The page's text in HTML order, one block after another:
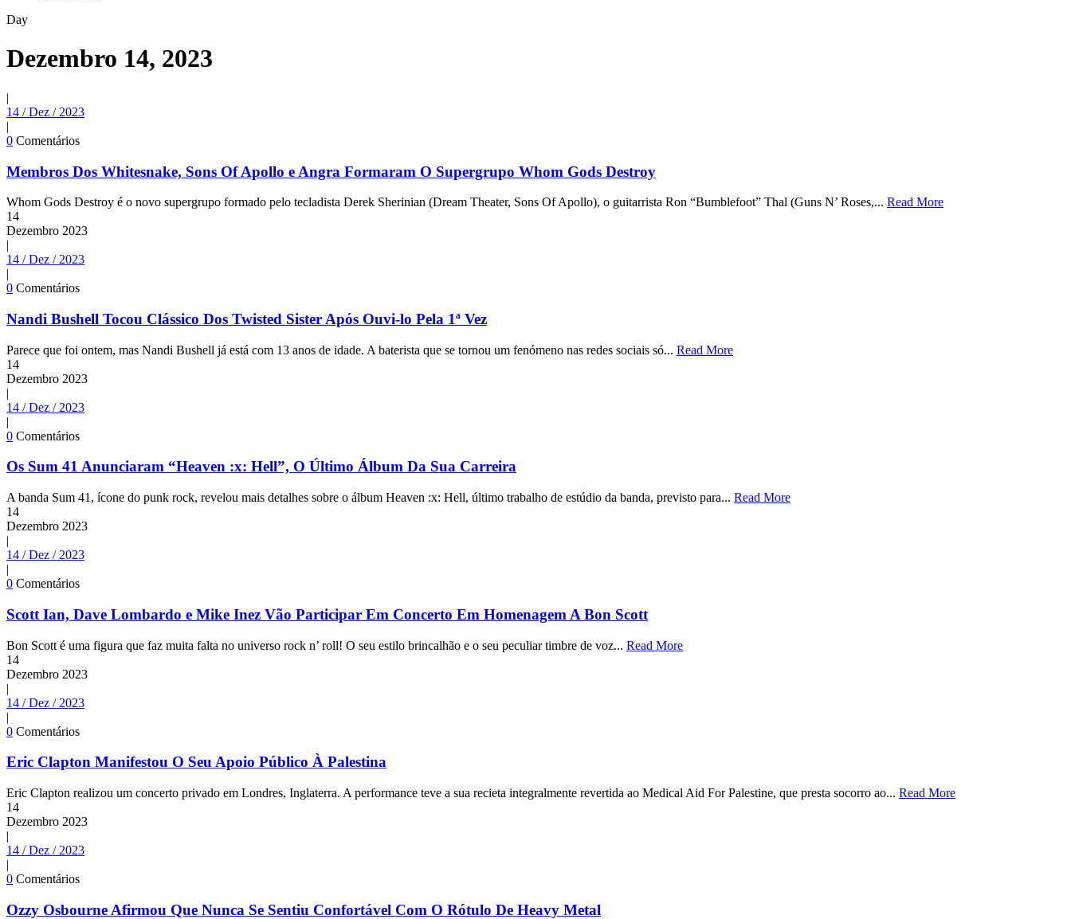
Day
Dezembro 14, 2023
|
14 / Dez / 2023
|
0 Comentários
Membros Dos Whitesnake, Sons Of Apollo e Angra Formaram O Supergrupo Whom Gods Destroy
Whom Gods Destroy é o novo supergrupo formado pelo tecladista Derek Sherinian (Dream Theater, Sons Of Apollo), o guitarrista Ron “Bumblefoot” Thal (Guns N’ Roses,... Read More
14
Dezembro 2023
|
14 / Dez / 2023
|
0 Comentários
Nandi Bushell Tocou Clássico Dos Twisted Sister Após Ouvi-lo Pela 1ª Vez
Parece que foi ontem, mas Nandi Bushell já está com 13 anos de idade. A baterista que se tornou um fenómeno nas redes sociais só... Read More
14
Dezembro 2023
|
14 / Dez / 2023
|
0 Comentários
Os Sum 41 Anunciaram “Heaven :x: Hell”, O Último Álbum Da Sua Carreira
A banda Sum 41, ícone do punk rock, revelou mais detalhes sobre o álbum Heaven :x: Hell, último trabalho de estúdio da banda, previsto para... Read More
14
Dezembro 2023
|
14 / Dez / 2023
|
0 Comentários
Scott Ian, Dave Lombardo e Mike Inez Vão Participar Em Concerto Em Homenagem A Bon Scott
Bon Scott é uma figura que faz muita falta no universo rock n’ roll! O seu estilo brincalhão e o seu peculiar timbre de voz... Read More
14
Dezembro 2023
|
14 / Dez / 2023
|
0 Comentários
Eric Clapton Manifestou O Seu Apoio Público À Palestina
Eric Clapton realizou um concerto privado em Londres, Inglaterra. A performance teve a sua recieta integralmente revertida ao Medical Aid For Palestine, que presta socorro ao... Read More
14
Dezembro 2023
|
14 / Dez / 2023
|
0 Comentários
Ozzy Osbourne Afirmou Que Nunca Se Sentiu Confortável Com O Rótulo De Heavy Metal